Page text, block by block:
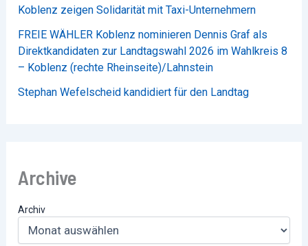
Koblenz zeigen Solidarität mit Taxi-Unternehmern
FREIE WÄHLER Koblenz nominieren Dennis Graf als
Direktkandidaten zur Landtagswahl 2026 im Wahlkreis 8
– Koblenz (rechte Rheinseite)/Lahnstein
Stephan Wefelscheid kandidiert für den Landtag
Archive
Archiv